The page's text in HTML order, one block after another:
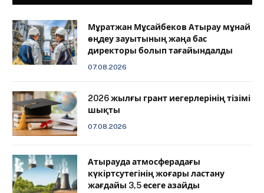
Мұратжан Мұсайбеков Атырау мұнай
өңдеу зауытының жаңа бас
директоры болып тағайындалды
07.08.2026
2026 жылғы грант иегерлерінің тізімі
шықты
07.08.2026
Атырауда атмосферадағы
күкіртсутегінің жоғары ластану
жағдайы 3,5 есеге азайды